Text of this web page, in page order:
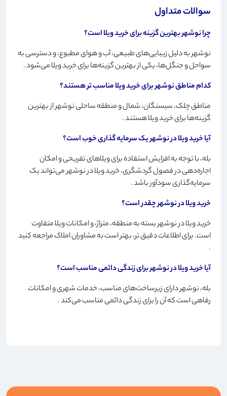
سوالات متداول
چرا نوشهر بهترین گزینه برای خرید ویلا است؟
نوشهر به دلیل زیبایی‌های طبیعی، آب و هوای مطبوع، و دسترسی به
سواحل و جنگل‌ها، یکی از بهترین گزینه‌ها برای خرید ویلا می‌شود.
کدام مناطق نوشهر برای خرید ویلا مناسب تر هستند؟
مناطق چلک، سیسنگان، شمال و منطقه ساحلی نوشهر از بهترین
گزینه‌ها برای خرید ویلا هستند.
آیا خرید ویلا در نوشهر یک سرمایه گذاری خوب است؟
بله، با توجه به افزایش استفاده برای ویلاهای تفریحی و امکان
اجاره‌دهی در فصول گردشگری، خرید ویلا در نوشهر می‌تواند یک
سرمایه‌گذاری سودآور باشد.
خرید ویلا در نوشهر چقدر است؟
خرید ویلا در نوشهر بسته به منطقه، متراژ، و امکانات ویلا متفاوت
است. برای اطلاعات دقیق تر، بهتر است به مشاوران املاک مراجعه کنید
.
آیا خرید ویلا در نوشهر برای زندگی دائمی مناسب است؟
بله، نوشهر دارای زیرساخت‌های مناسب، خدمات شهری و امکانات
رفاهی است که آن را برای زندگی دائمی مناسب می‌کند.